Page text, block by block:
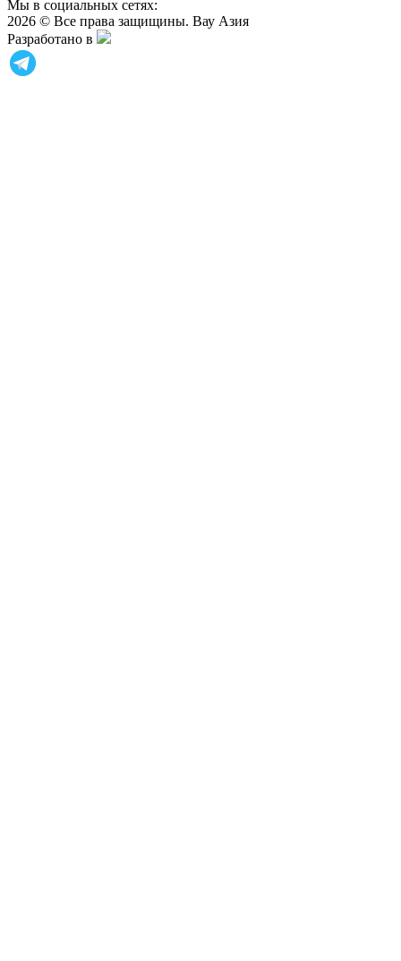
Мы в социальных сетях:
2026 © Все права защищины. Вау Азия
Разработано в